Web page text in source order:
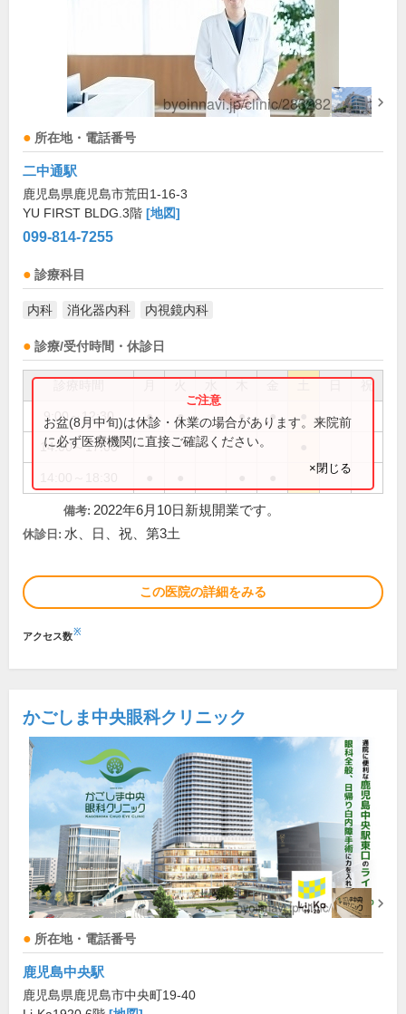
所在地・電話番号
二中通駅
鹿児島県鹿児島市荒田1-16-3
YU FIRST BLDG.3階 [地図]
099-814-7255
診療科目
内科 消化器内科 内視鏡内科
診療/受付時間・休診日
祝
9:00～12:30 ● ● ● ●
14:00～17:00
お盆(8月中旬)は休診・休業の場合があります。来院前
に必ず医療機関に直接ご確認ください。
×閉じる
備考: 2022年6月10日新規開業です。
休診日: 水、日、祝、第3土
この医院の詳細をみる
アクセス数※
かごしま中央眼科クリニック
所在地・電話番号
鹿児島中央駅
鹿児島県鹿児島市中央町19-40